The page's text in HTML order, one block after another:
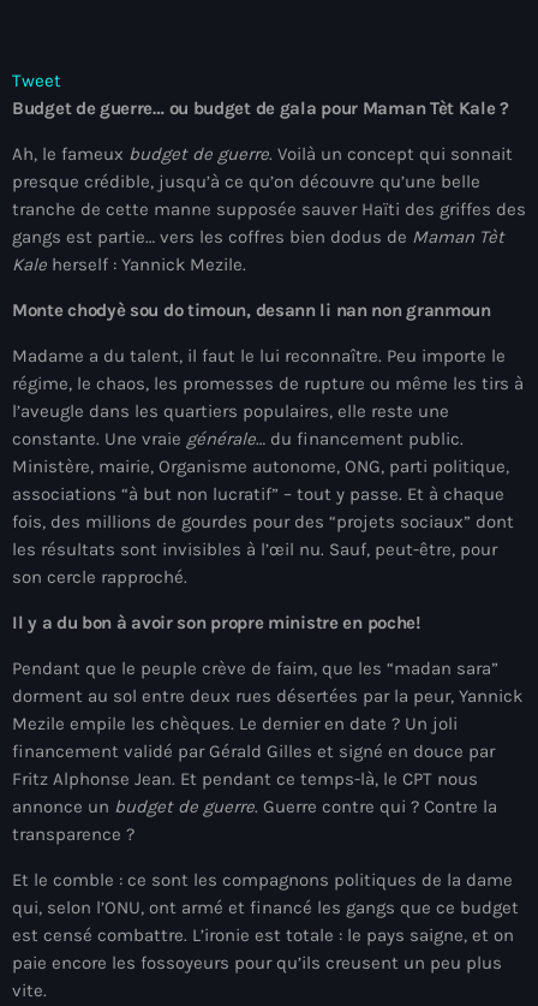
avril 2026
mars 2026
février 2026
janvier 2026
octobre 2025
septembre 2025
août 2025
juillet 2025
juin 2025
mai 2025
avril 2025
mars 2025
février 2025
janvier 2025
novembre 2024
octobre 2024
septembre 2024
Tweet
Budget de guerre… ou budget de gala pour Maman Tèt Kale ?
Ah, le fameux budget de guerre. Voilà un concept qui sonnait
presque crédible, jusqu’à ce qu’on découvre qu’une belle
tranche de cette manne supposée sauver Haïti des griffes des
gangs est partie… vers les coffres bien dodus de Maman Tèt
Kale herself : Yannick Mezile.
Monte chodyè sou do timoun, desann li nan non granmoun
Madame a du talent, il faut le lui reconnaître. Peu importe le
régime, le chaos, les promesses de rupture ou même les tirs à
l’aveugle dans les quartiers populaires, elle reste une
constante. Une vraie générale… du financement public.
Ministère, mairie, Organisme autonome, ONG, parti politique,
associations “à but non lucratif” – tout y passe. Et à chaque
fois, des millions de gourdes pour des “projets sociaux” dont
les résultats sont invisibles à l’œil nu. Sauf, peut-être, pour
son cercle rapproché.
Il y a du bon à avoir son propre ministre en poche!
Pendant que le peuple crève de faim, que les “madan sara”
dorment au sol entre deux rues désertées par la peur, Yannick
Mezile empile les chèques. Le dernier en date ? Un joli
financement validé par Gérald Gilles et signé en douce par
Fritz Alphonse Jean. Et pendant ce temps-là, le CPT nous
annonce un budget de guerre. Guerre contre qui ? Contre la
transparence ?
Et le comble : ce sont les compagnons politiques de la dame
qui, selon l’ONU, ont armé et financé les gangs que ce budget
est censé combattre. L’ironie est totale : le pays saigne, et on
paie encore les fossoyeurs pour qu’ils creusent un peu plus
vite.